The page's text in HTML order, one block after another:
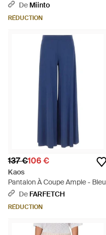
De Miinto
RÉDUCTION
137 €106 €
Kaos
Pantalon À Coupe Ample - Bleu
De FARFETCH
RÉDUCTION